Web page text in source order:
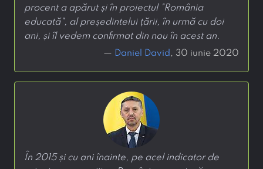
procent a apărut și în proiectul "România
educată", al președintelui țării, în urmă cu doi
ani, și îl vedem confirmat din nou în acest an.
— Daniel David , 30 iunie 2020
În 2015 și cu ani înainte, pe acel indicator de